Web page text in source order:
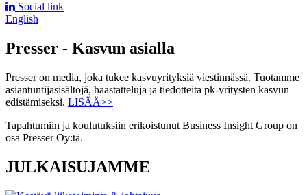
Social link
English
Presser - Kasvun asialla
Presser on media, joka tukee kasvuyrityksiä viestinnässä. Tuotamme
asiantuntijasisältöjä, haastatteluja ja tiedotteita pk-yritysten kasvun
edistämiseksi. LISÄÄ>>
Tapahtumiin ja koulutuksiin erikoistunut Business Insight Group on
osa Presser Oy:tä.
JULKAISUJAMME